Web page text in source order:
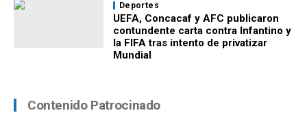
Deportes
UEFA, Concacaf y AFC publicaron
contundente carta contra Infantino y
la FIFA tras intento de privatizar
Mundial
Contenido Patrocinado